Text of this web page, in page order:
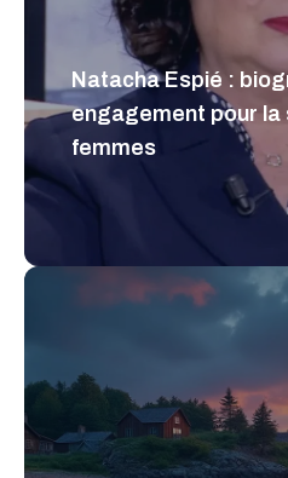
Natacha Espié :
engagement pour la
femmes